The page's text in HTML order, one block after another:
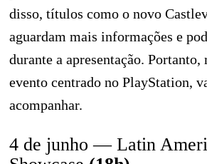
disso, títulos como o novo
aguardam mais informações e
durante a apresentação. Portanto,
evento centrado no PlayStation,
acompanhar.
4 de junho — Latin